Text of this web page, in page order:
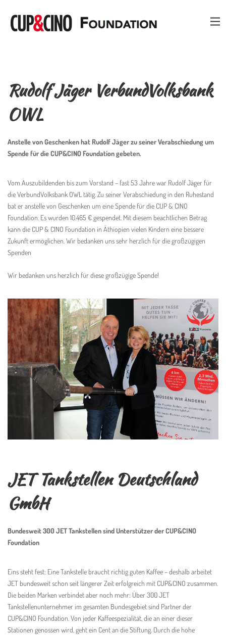
Rudolf Jäger VerbundVolksbank
OWL
Anstelle von Geschenken hat Rudolf Jäger zu seiner Verabschiedung um
Spende für die CUP&CINO Foundation gebeten.
Vom Auszubildenden bis zum Vorstand – fast 53 Jahre war Rudolf Jäger für
die VerbundVolksbank OWL tätig. Zu seiner Verabschiedung in den Ruhestand
bat er anstelle von Geschenken um eine Spende für die CUP & CINO
Foundation. Es wurden 10.465 € gespendet. Mit diesem beachtlichen Betrag
kann die CUP & CINO Foundation in Äthiopien vielen Kindern eine bessere
Zukunft ermöglichen. Wir bedanken uns sehr herzlich für die großzügigen
Spenden
Wir bedanken uns herzlich für diese großzügige Spende!
JET Tankstellen Deutschland
GmbH
Bundesweit 300 JET Tankstellen sind Unterstützer der CUP&CINO
Foundation
Eins steht fest: Eine Tankstelle braucht richtig guten Kaffee – deshalb arbeitet
JET bundesweit schon seit längerer Zeit erfolgreich mit CUP&CINO zusammen.
Die beiden Marken verbindet aber noch mehr: Über 300 JET
Tankstellenunternehmer im gesamten Bundesgebiet sind Partner der
CUP&CINO Foundation. Von jeder Kaffeespezialität, die an einer dieser
Stationen genossen wird, geht ein Cent an die Stiftung. Durch die hohe